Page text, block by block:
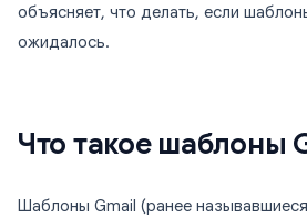
объясняет, что делать, если
ожидалось.
Что такое шаблоны
Шаблоны Gmail (ранее называвшиеся